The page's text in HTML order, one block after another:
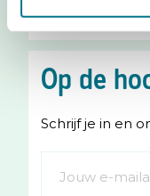
I
t
g
r
a
F
e
o
o
k
Op de
Schrijf je in en